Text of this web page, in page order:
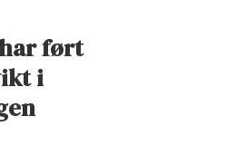
ført
i